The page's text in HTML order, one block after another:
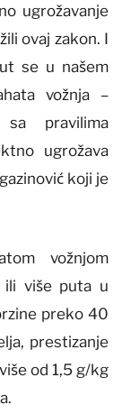
ugrožavanje
ovaj zakon. I
se u našem
vožnja –
pravilima
ugrožava
koji je
vožnjom
ili više puta u
preko 40
prestizanje
od 1,5 g/kg